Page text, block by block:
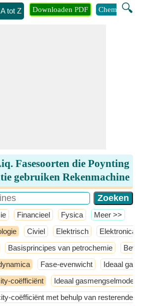
tot Z 🔍
Downloaden PDF Chemie
Fasesoorten die Poynting
gebruiken Rekenmachine
Financieel Fysica ​Meer >>
Civiel Elektrisch Elektronica
Basisprincipes van petrochemie
Fase-evenwicht Ideaal gas
coëfficiënt Ideaal gasmengselmodel
coëfficiënt met behulp van resterende